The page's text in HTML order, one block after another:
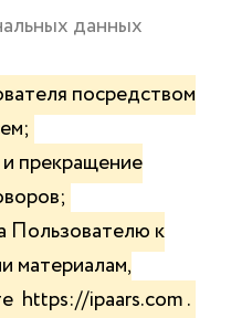
данных
посредством
прекращение
Пользователю к
материалам,
https://ipaars.com.